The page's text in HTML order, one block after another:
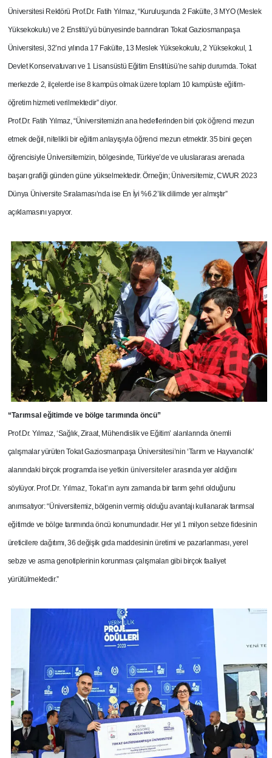
Üniversitesi Rektörü Prof.Dr. Fatih Yılmaz, “Kuruluşunda 2 Fakülte, 3 MYO (Meslek
Yüksekokulu) ve 2 Enstitü’yü bünyesinde barındıran Tokat Gaziosmanpaşa
Üniversitesi, 32’nci yılında 17 Fakülte, 13 Meslek Yüksekokulu, 2 Yüksekokul, 1
Devlet Konservatuvarı ve 1 Lisansüstü Eğitim Enstitüsü’ne sahip durumda. Tokat
merkezde 2, ilçelerde ise 8 kampüs olmak üzere toplam 10 kampüste eğitim-
öğretim hizmeti verilmektedir” diyor.
Prof.Dr. Fatih Yılmaz, “Üniversitemizin ana hedeflerinden biri çok öğrenci mezun
etmek değil, nitelikli bir eğitim anlayışıyla öğrenci mezun etmektir. 35 bini geçen
öğrencisiyle Üniversitemizin, bölgesinde, Türkiye’de ve uluslararası arenada
başarı grafiği günden güne yükselmektedir. Örneğin; Üniversitemiz, CWUR 2023
Dünya Üniversite Sıralaması’nda ise En İyi %6.2’lik dilimde yer almıştır”
açıklamasını yapıyor.
“Tarımsal eğitimde ve bölge tarımında öncü”
Prof.Dr. Yılmaz, ‘Sağlık, Ziraat, Mühendislik ve Eğitim’ alanlarında önemli
çalışmalar yürüten Tokat Gaziosmanpaşa Üniversitesi’nin ‘Tarım ve Hayvancılık’
alanındaki birçok programda iseyetkin üniversiteler arasında yer aldığını
söylüyor. Prof.Dr. Yılmaz, Tokat’ınaynı zamanda bir tarım şehri olduğunu
anımsatıyor: “Üniversitemiz, bölgenin vermiş olduğu avantajı kullanarak tarımsal
eğitimde ve bölge tarımında öncü konumundadır. Her yıl 1 milyon sebze fidesinin
üreticilere dağıtımı, 36 değişik gıda maddesinin üretimi ve pazarlanması, yerel
sebze ve asma genotiplerinin korunması çalışmaları gibi birçok faaliyet
yürütülmektedir.”